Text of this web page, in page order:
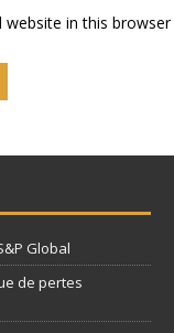
website in this
Global
de pertes